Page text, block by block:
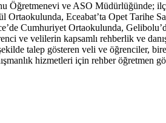
Öğretmenevi ve ASO Müdürlüğünde;
Ortaokulunda, Eceabat’ta Opet Tarihe
Cumhuriyet Ortaokulunda,
ve velilerin kapsamlı rehberlik ve
talep gösteren veli ve öğrenciler,
hizmetleri için rehber öğretmen